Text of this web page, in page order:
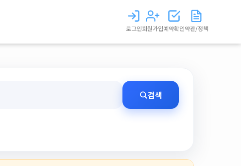
로그인회원가입예약확인약관/정책
검색